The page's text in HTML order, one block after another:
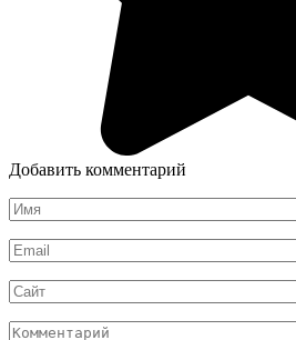
Добавить комментарий
Имя
*
Email
*
Сайт
Комментарий